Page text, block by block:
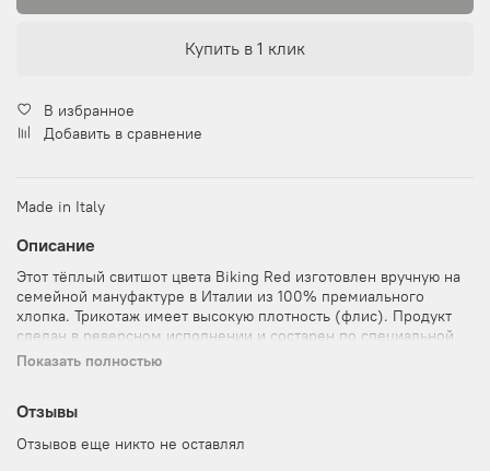
Купить в 1 клик
В избранное
Добавить в сравнение
Made in Italy
Описание
Этот тёплый свитшот цвета Biking Red изготовлен вручную на
семейной мануфактуре в Италии из 100% премиального
хлопка. Трикотаж имеет высокую плотность (флис). Продукт
сделан в реверсном исполнении и состарен по специальной
технологии Warn in Wash. Принт отсутствует. Изделие пошито
Показать полностью
Отзывы
Отзывов еще никто не оставлял